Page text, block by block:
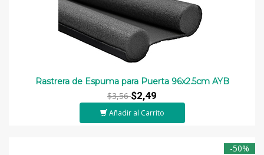
Rastrera de Espuma para Puerta 96x2.5cm AYB
$3,56$2,49
Añadir al Carrito
-50%